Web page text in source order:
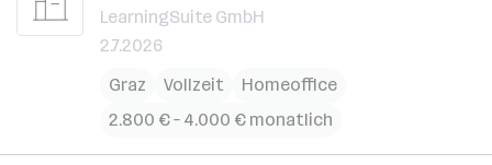
LearningSuite GmbH
2.7.2026
Graz
Vollzeit
Homeoffice
2.800 € – 4.000 € monatlich